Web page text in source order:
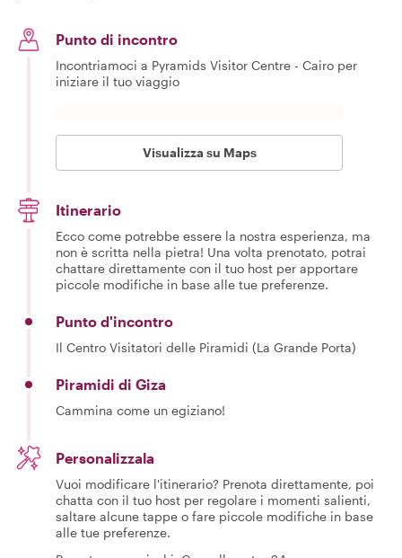
Punto di incontro
Incontriamoci a Pyramids Visitor Centre - Cairo per
iniziare il tuo viaggio
Visualizza su Maps
Itinerario
Ecco come potrebbe essere la nostra esperienza, ma
non è scritta nella pietra! Una volta prenotato, potrai
chattare direttamente con il tuo host per apportare
piccole modifiche in base alle tue preferenze.
Punto d'incontro
Il Centro Visitatori delle Piramidi (La Grande Porta)
Piramidi di Giza
Cammina come un egiziano!
Personalizzala
Vuoi modificare l'itinerario? Prenota direttamente, poi
chatta con il tuo host per regolare i momenti salienti,
saltare alcune tappe o fare piccole modifiche in base
alle tue preferenze.